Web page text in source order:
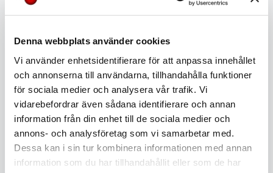
Denna webbplats använder cookies
Vi använder enhetsidentifierare för att anpassa innehållet
och annonserna till användarna, tillhandahålla funktioner
för sociala medier och analysera vår trafik. Vi
vidarebefordrar även sådana identifierare och annan
information från din enhet till de sociala medier och
annons- och analysföretag som vi samarbetar med.
Dessa kan i sin tur kombinera informationen med annan
information som du har tillhandahållit eller som de har
Läs mer
IPAD GENERATION 6
999 kr1399 kr
Läs mer